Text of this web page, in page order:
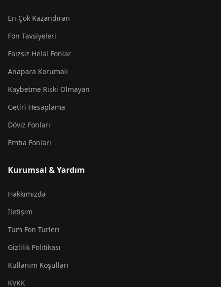
En Çok Kazandıran
Fon Tavsiyeleri
Faizsiz Helal Fonlar
Anapara Korumalı
Kaybetme Riski Olmayan
Getiri Hesaplama
Döviz Fonları
Emtia Fonları
Kurumsal & Yardım
Hakkımızda
İletişim
Tüm Fon Türleri
Gizlilik Politikası
Kullanım Koşulları
KVKK